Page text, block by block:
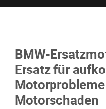
BMW-
Ersatz für
Motorschaden